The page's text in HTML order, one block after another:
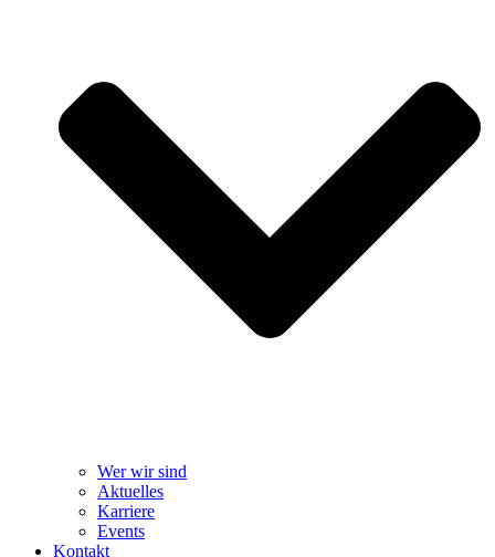
Wer wir sind
Aktuelles
Karriere
Events
Kontakt